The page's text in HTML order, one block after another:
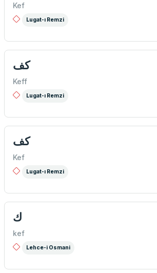
Kef
Lugat-ı Remzi
كف
Keff
Lugat-ı Remzi
كف
Kef
Lugat-ı Remzi
ك
kef
Lehce-i Osmani